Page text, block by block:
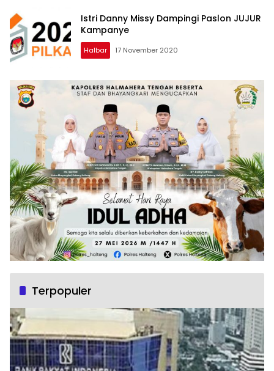
Istri Danny Missy Dampingi Paslon JUJUR
Kampanye
Halbar 17 November 2020
Terpopuler